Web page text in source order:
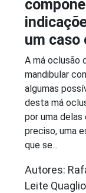
um caso
A má oclusão
mandibular
algumas
desta má
por uma
preciso, uma
que se...
Autores:
Leite